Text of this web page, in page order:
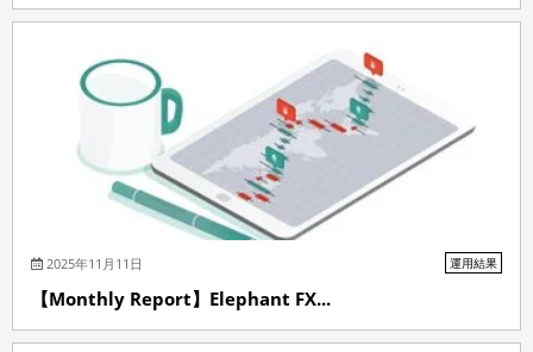
2025年11月11日 運用結果
【Monthly Report】Elephant FX...